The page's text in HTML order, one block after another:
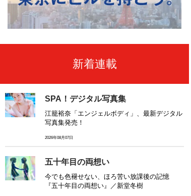
新着連載
SPA！デジタル写真集
江籠裕奈「エンジェルボディ」、最新デジタル
写真集発売！
2026年08月07日
五十年目の両想い
今でも色褪せない、ほろ苦い放課後の記憶
『五十年目の両想い』／新堂冬樹